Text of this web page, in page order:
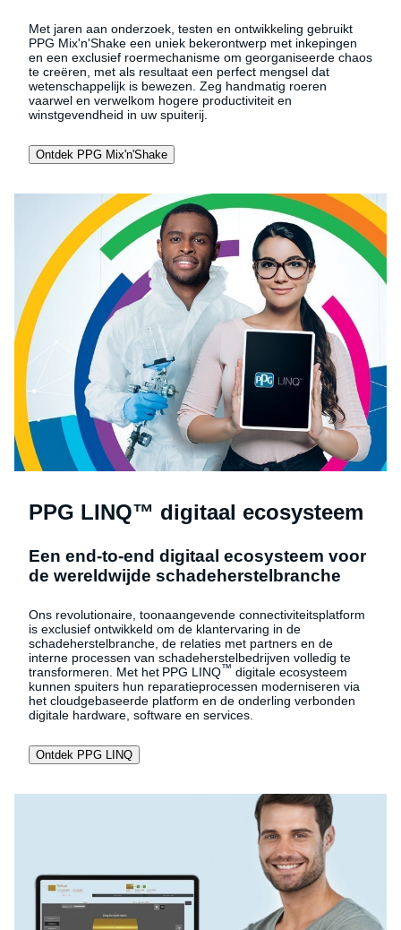
Met jaren aan onderzoek, testen en ontwikkeling gebruikt
PPG Mix'n'Shake een uniek bekerontwerp met inkepingen
en een exclusief roermechanisme om georganiseerde chaos
te creëren, met als resultaat een perfect mengsel dat
wetenschappelijk is bewezen. Zeg handmatig roeren
vaarwel en verwelkom hogere productiviteit en
winstgevendheid in uw spuiterij.
Ontdek PPG Mix'n'Shake
PPG LINQ™ digitaal ecosysteem
Een end-to-end digitaal ecosysteem voor
de wereldwijde schadeherstelbranche
Ons revolutionaire, toonaangevende connectiviteitsplatform
is exclusief ontwikkeld om de klantervaring in de
schadeherstelbranche, de relaties met partners en de
interne processen van schadeherstelbedrijven volledig te
transformeren. Met het PPG LINQ™ digitale ecosysteem
kunnen spuiters hun reparatieprocessen moderniseren via
het cloudgebaseerde platform en de onderling verbonden
digitale hardware, software en services.
Ontdek PPG LINQ